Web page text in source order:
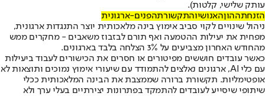
עותק שלישי, קלטות).
הזנחתההוןהאנושיוהתקשורתהפנים-ארגונית
ניהול שינויים לקוי סביב אימוץ בינה מלאכותית יוצר התנגדות ארגונית,
מפחית את יעילות ההטמעה ואף תורם לבזבוז משאבים - מחקרים ממש
מהחודש האחרון מצביעים על 3% הצלחה בלבד בארגונים.
כאשר עובדים חוששים מפיטורים או חסרים את הכישורים לעבוד ביעילות
עם כלי AI, ארגונים נאלצים להתמודד עם שיעורי אימוץ נמוכים ותוצאות לא
אופטימליות. תקשורת ברורה שממצבת את הבינה המלאכותית ככלי
שיתופי שיסייע לעובדים להתמקד בפתרונות יצירתיים בעלי ערך ולא